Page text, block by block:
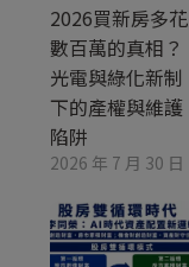
2026買新房多花
數百萬的真相？
光電與綠化新制
下的產權與維護
陷阱
2026 年 7 月 30 日